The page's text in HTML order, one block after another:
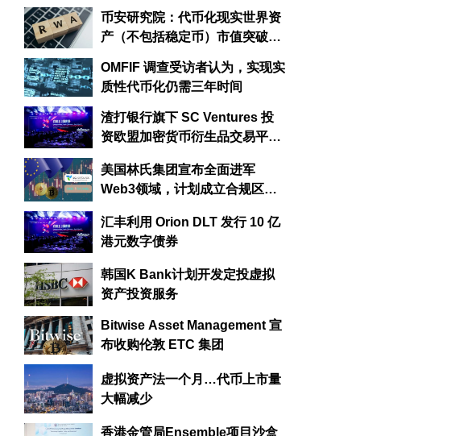
币安研究院：代币化现实世界资
产（不包括稳定币）市值突破
OMFIF 调查受访者认为，实现实
质性代币化仍需三年时间
渣打银行旗下 SC Ventures 投
资欧盟加密货币衍生品交易平台
美国林氏集团宣布全面进军
Web3领域，计划成立合规区块
汇丰利用 Orion DLT 发行 10 亿
港元数字债券
韩国K Bank计划开发定投虚拟
资产投资服务
Bitwise Asset Management 宣
布收购伦敦 ETC 集团
虚拟资产法一个月…代币上市量
大幅减少
香港金管局Ensemble项目沙盒